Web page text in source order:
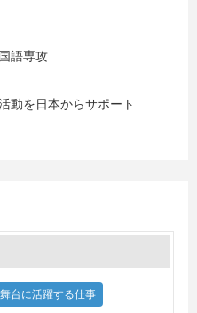
語専攻
動を日本からサポート
台に活躍する仕事